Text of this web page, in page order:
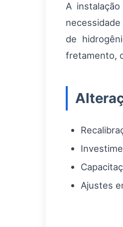
A
de
fretamento,
Ajustes